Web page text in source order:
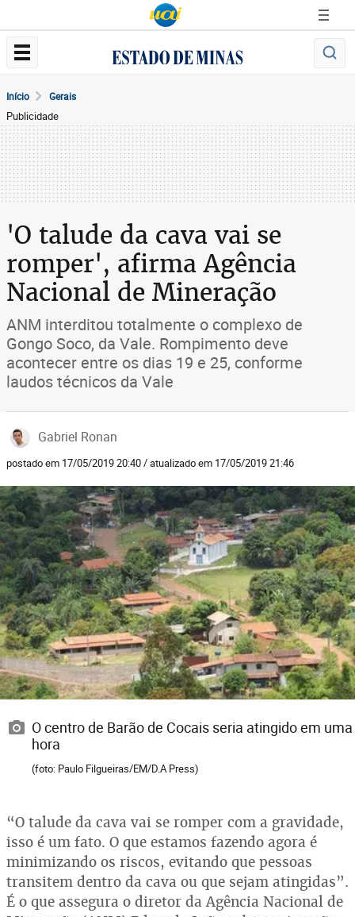
Início Gerais
Publicidade
'O talude da cava vai se
romper', afirma Agência
Nacional de Mineração
ANM interditou totalmente o complexo de
Gongo Soco, da Vale. Rompimento deve
acontecer entre os dias 19 e 25, conforme
laudos técnicos da Vale
Gabriel Ronan
postado em 17/05/2019 20:40 / atualizado em 17/05/2019 21:46
O centro de Barão de Cocais seria atingido em uma
hora
(foto: Paulo Filgueiras/EM/D.A Press)
“O talude da cava vai se romper com a gravidade,
isso é um fato. O que estamos fazendo agora é
minimizando os riscos, evitando que pessoas
transitem dentro da cava ou que sejam atingidas”.
É o que assegura o diretor da Agência Nacional de